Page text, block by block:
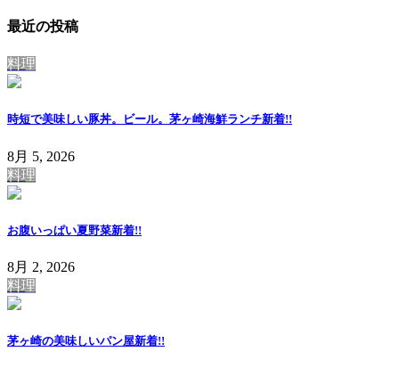
最近の投稿
料理
時短で美味しい豚丼。ビール。茅ヶ崎海鮮ランチ新着!!
8月 5, 2026
料理
お腹いっぱい夏野菜新着!!
8月 2, 2026
料理
茅ヶ崎の美味しいパン屋新着!!